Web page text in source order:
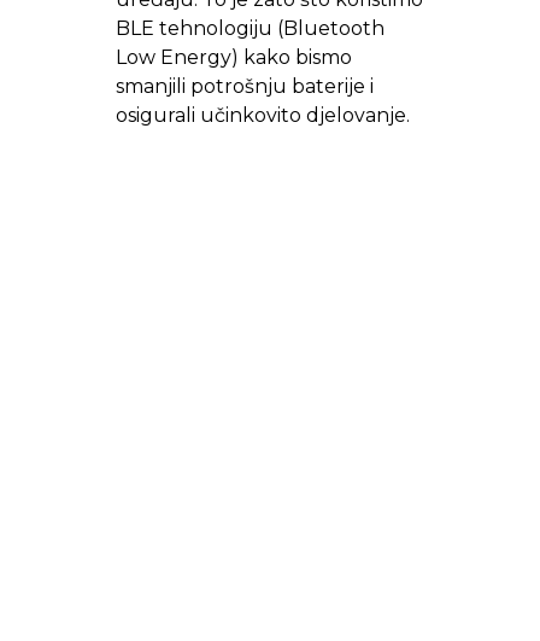
BLE tehnologiju (Bluetooth
Low Energy) kako bismo
smanjili potrošnju baterije i
osigurali učinkovito djelovanje.